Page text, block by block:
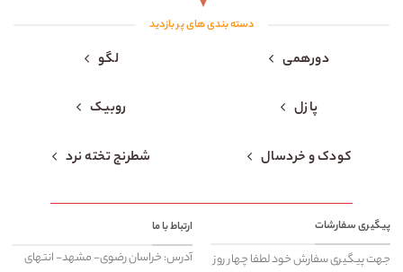
دسته بندی های پر بازدید
دورهمی لگو
پازل روبیک
کودک و خردسال شطرنج تخته نرد
پیگیری سفارشات
جهت پیگیری سفارش خود لطفا چهار روز
ارتباط با ما
آدرس: خراسان رضوی- مشهد- انتهای